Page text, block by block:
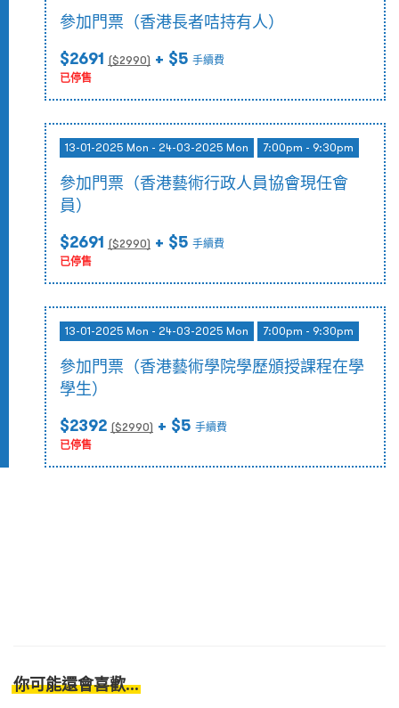
參加門票（香港長者咭持有人）
$2691 ($2990) + $5 手續費
已停售
13-01-2025 Mon - 24-03-2025 Mon 7:00pm - 9:30pm
參加門票（香港藝術行政人員協會現任會
員）
$2691 ($2990) + $5 手續費
已停售
13-01-2025 Mon - 24-03-2025 Mon 7:00pm - 9:30pm
參加門票（香港藝術學院學歷頒授課程在學
學生）
$2392 ($2990) + $5 手續費
已停售
你可能還會喜歡...